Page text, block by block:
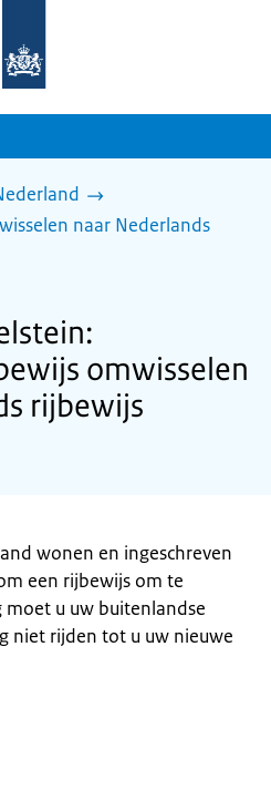
naar Nederlands
omwisselen
rijbewijs
wonen en ingeschreven
een rijbewijs om te
moet u uw buitenlandse
niet rijden tot u uw nieuwe